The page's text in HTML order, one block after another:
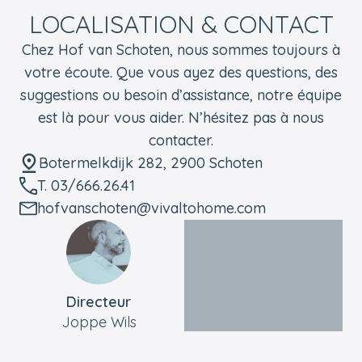
LOCALISATION & CONTACT
Chez Hof van Schoten, nous sommes toujours à
votre écoute. Que vous ayez des questions, des
suggestions ou besoin d’assistance, notre équipe
est là pour vous aider. N’hésitez pas à nous
contacter.
Botermelkdijk 282, 2900 Schoten
T. 03/666.26.41
hofvanschoten@vivaltohome.com
Directeur
Joppe Wils